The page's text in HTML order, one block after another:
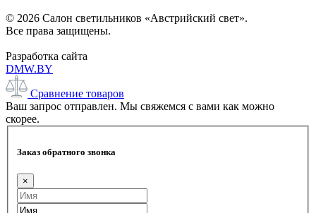
© 2026 Салон светильников «Австрийский свет».
Все права защищены.
Разработка сайта
DMW.BY
Сравнение товаров
Ваш запрос отправлен. Мы свяжемся с вами как можно
скорее.
Заказ обратного звонка
×